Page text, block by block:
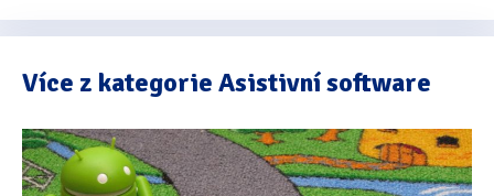
Více z kategorie Asistivní software